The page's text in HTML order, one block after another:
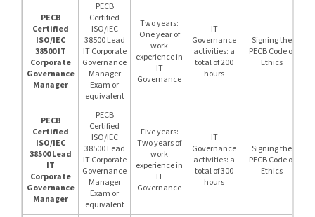
PECB
Certified
ISO/IEC
38500 IT
Corporate
Governance
Manager
PECB
Certified
ISO/IEC
38500 Lead
IT Corporate
Governance
Manager
Exam or
equivalent
Two years:
One year of
work
experience in
IT
Governance
IT
Governance
activities: a
total of 200
hours
Signing the
PECB Code of
Ethics
PECB
Certified
ISO/IEC
38500 Lead
IT
Corporate
Governance
Manager
PECB
Certified
ISO/IEC
38500 Lead
IT Corporate
Governance
Manager
Exam or
equivalent
Five years:
Two years of
work
experience in
IT
Governance
IT
Governance
activities: a
total of 300
hours
Signing the
PECB Code of
Ethics